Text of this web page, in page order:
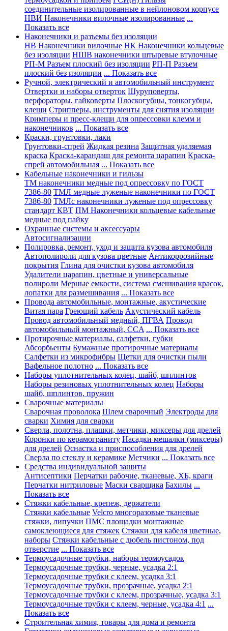
соединительные изолированные в нейлоновом корпусе
НВИ Наконечники вилочные изолированные ...
Показать все
Наконечники и разъемы без изоляции
НВ Наконечники вилочные НК Наконечники кольцевые
без изоляции НШВ наконечники штыревые втулочные
РП-М Разъем плоский без изоляции РП-П Разъем
плоский без изоляции ... Показать все
Ручной, электрический и автомобильный инструмент
Отвертки и наборы отверток Шуруповерты,
перфораторы, гайковерты Плоскогубцы, тонкогубцы,
клещи Стрипперы, инструменты для снятия изоляции
Кримперы и пресс-клещи для опрессовки клемм и
наконечников ... Показать все
Краски, грунтовки, лаки
Грунтовки-спрей Жидкая резина Защитная удаляемая
краска Краска-карандаш для ремонта царапин Краска-
спрей автомобильная ... Показать все
Кабельные наконечники и гильзы
ТМ наконечники медные под опрессовку по ГОСТ
7386-80 ТМЛ медные луженые наконечники по ГОСТ
7386-80 ТМЛс наконечники луженые под опрессовку
стандарт КВТ ПМ Наконечники кольцевые кабельные
медные под пайку
Охранные системы и аксессуары
Автосигнализации
Полировка, ремонт, уход и защита кузова автомобиля
Автополироли для кузова цветные Антикоррозийные
покрытия Глина для очистки кузова автомобиля
Удалители царапин, цветные и универсальные
полироли Мерные емкости, система смешивания красок,
лопатки для размешивания ... Показать все
Провода автомобильные, монтажные, акустические
Витая пара Греющий кабель Акустический кабель
Провод автомобильный медный, ПГВА Провод
автомобильный монтажный, CCA ... Показать все
Протирочные материалы, салфетки, губки
Абсорбьенты Бумажные протирочные материалы
Салфетки из микрофибры Щетки для очистки пыли
Вафельное полотно ... Показать все
Наборы уплотнительных колец, шайб, шплинтов
Наборы резиновых уплотнительных колец Наборы
шайб, шплинтов, пружин
Сварочные материалы
Сварочная проволока Шлем сварочный Электроды для
сварки Химия для сварки
Сверла, полотна, плашки, метчики, миксеры для дрелей
Коронки по керамограниту Насадки мешалки (миксеры)
для дрелей Оснастка и приспособления для дрелей
Сверла по стеклу и керамике Метчики ... Показать все
Средства индивидуальной защиты
Антисептики Перчатки рабочие, тканевые, ХБ, краги
Перчатки нитриловые Маски сварщика Бахилы ...
Показать все
Стяжки кабельные, крепеж, держатели
Стяжки кабельные Velcro многоразовые тканевые
стяжки, липучки ПМС площадки монтажные
самоклеющиеся для стяжек Стяжки для кабеля цветные,
наборы Стяжки кабельные с дюбель пистоном, под
отверстие ... Показать все
Термоусадочные трубки, наборы термоусадок
Термоусадочные трубки, черные, усадка 2:1
Термоусадочные трубки с клеем, усадка 3:1
Термоусадочные трубки, прозрачные, усадка 2:1
Термоусадочные трубки с клеем, прозрачные, усадка 3:1
Термоусадочные трубки с клеем, черные, усадка 4:1 ...
Показать все
Строительная химия, товары для дома и ремонта